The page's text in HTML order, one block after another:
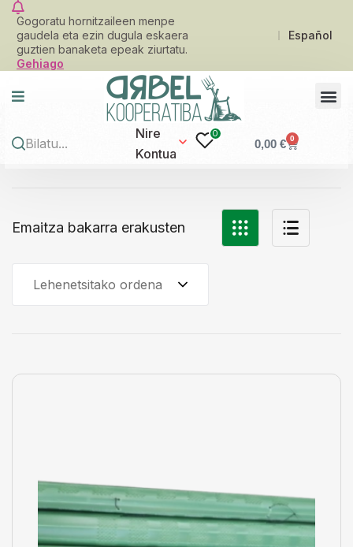
Gogoratu hornitzaileen menpe
gaudela eta ezin dugula eskaera
guztien banaketa epeak ziurtatu.
Gehiago
Español
Nire
Kontua
0
0,00€ 0
Emaitza bakarra erakusten
Lehenetsitako ordena